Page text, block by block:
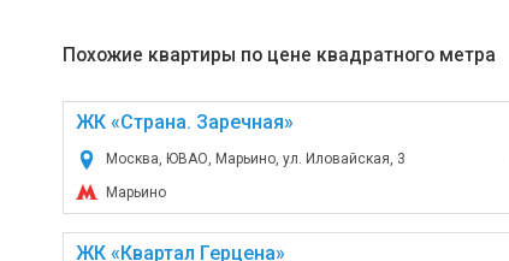
Похожие квартиры по цене квадратного метра
ЖК «Страна. Заречная»
Москва, ЮВАО, Марьино, ул. Иловайская, 3
Марьино
ЖК «Квартал Герцена»